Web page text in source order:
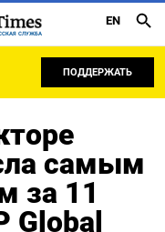
СЛУЖБА
EN
ПОДДЕРЖАТЬ
самым
за 11
Global